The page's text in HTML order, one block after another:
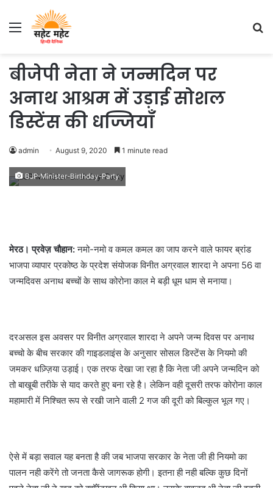
Menu
बीजेपी नेता ने जन्मदिन पर
अनाथ आश्रम में उड़ाई सोशल
डिस्टेंस की धज्जियाँ
admin August 9, 2020 1 minute read
BJP-Minister-Birthday-Party
मेरठ। प्रवेज़ चौहान:नमो-नमो व कमल कमल का जाप करने वाले फायर ब्रांड
भाजपा व्यापार प्रकोष्ठ के प्रदेश संयोजक विनीत अग्रवाल शारदा ने अपना 56 वा
जन्मदिवस अनाथ बच्चों के साथ कोरोना काल मे बड़ी धूम धाम से मनाया।
दरअसल इस अवसर पर विनीत अग्रवाल शारदा ने अपने जन्म दिवस पर अनाथ
बच्चो के बीच सरकार की गाइडलाइंस के अनुसार सोसल डिस्टेंस के नियमो की
जमकर धज़्ज़िया उड़ाई। एक तरफ देखा जा रहा है कि नेता जी अपने जन्मदिन को
तो बाखूबी तरीके से याद करते हुए बना रहे है। लेकिन वही दूसरी तरफ कोरोना काल
महामारी में निश्चित रूप से रखी जाने वाली 2 गज की दूरी को बिल्कुल भूल गए।
ऐसे में बड़ा सवाल यह बनता है की जब भाजपा सरकार के नेता जी ही नियमो का
पालन नही करेंगे तो जनता कैसे जागरूक होगी। इतना ही नही बल्कि कुछ दिनों